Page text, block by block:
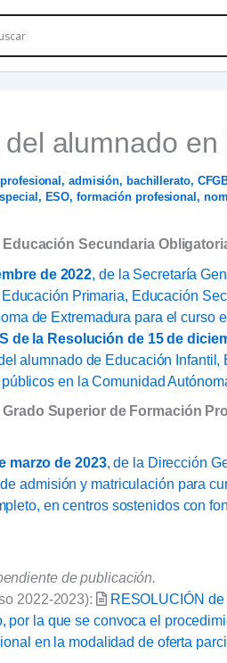
alumnado
, admisión, bachillerato,
, ESO,formación profesional ,
Secundaria
de 2022, de la Secretaría
Primaria, Educación
de Extremadura para el curso
de la Resolución de 15 de
alumnado de Educación
en la Comunidad
Superior de Formación
marzo de 2023, de la Dirección
admisión y matriculación para
en centros sostenidos con
de publicación.
2022-2023):
RESOLUCIÓN
por la que se convoca el
en la modalidad de oferta